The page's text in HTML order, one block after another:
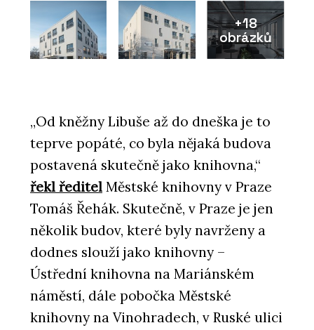
+18
obrázků
„Od kněžny Libuše až do dneška je to
teprve popáté, co byla nějaká budova
postavená skutečně jako knihovna,“
řekl ředitel Městské knihovny v Praze
Tomáš Řehák. Skutečně, v Praze je jen
několik budov, které byly navrženy a
dodnes slouží jako knihovny –
Ústřední knihovna na Mariánském
náměstí, dále pobočka Městské
knihovny na Vinohradech, v Ruské ulici